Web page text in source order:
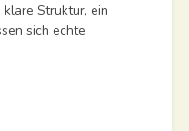
Struktur, ein
sich echte